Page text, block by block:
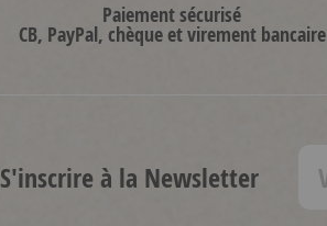
Paiement sécurisé
CB, PayPal, chèque et virement bancaire
S'inscrire à la Newsletter